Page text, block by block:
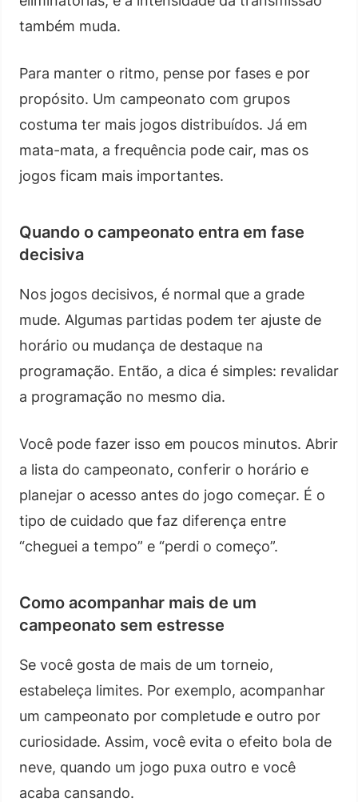
também muda.
Para manter o ritmo, pense por fases e por
propósito. Um campeonato com grupos
costuma ter mais jogos distribuídos. Já em
mata-mata, a frequência pode cair, mas os
jogos ficam mais importantes.
Quando o campeonato entra em fase
decisiva
Nos jogos decisivos, é normal que a grade
mude. Algumas partidas podem ter ajuste de
horário ou mudança de destaque na
programação. Então, a dica é simples: revalidar
a programação no mesmo dia.
Você pode fazer isso em poucos minutos. Abrir
a lista do campeonato, conferir o horário e
planejar o acesso antes do jogo começar. É o
tipo de cuidado que faz diferença entre
“cheguei a tempo” e “perdi o começo”.
Como acompanhar mais de um
campeonato sem estresse
Se você gosta de mais de um torneio,
estabeleça limites. Por exemplo, acompanhar
um campeonato por completude e outro por
curiosidade. Assim, você evita o efeito bola de
neve, quando um jogo puxa outro e você
acaba cansando.